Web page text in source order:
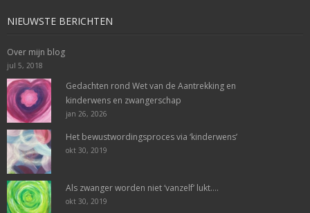
NIEUWSTE BERICHTEN
Over mijn blog
jul 5, 2018
Gedachten rond Wet van de Aantrekking en
kinderwens en zwangerschap
jan 26, 2026
Het bewustwordingsproces via ‘kinderwens’
okt 30, 2019
Als zwanger worden niet ‘vanzelf’ lukt….
okt 30, 2019